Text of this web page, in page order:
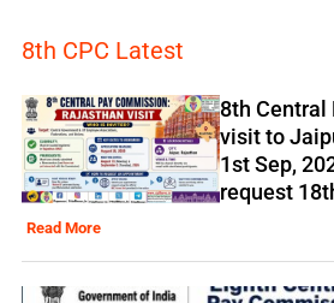
8th CPC Latest
8th Central
visit to
1st Sep,
request
Read More